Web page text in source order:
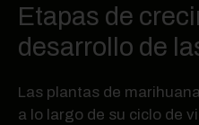
Etapas de
desarrollo de
Las plantas de
a lo largo de su ciclo de